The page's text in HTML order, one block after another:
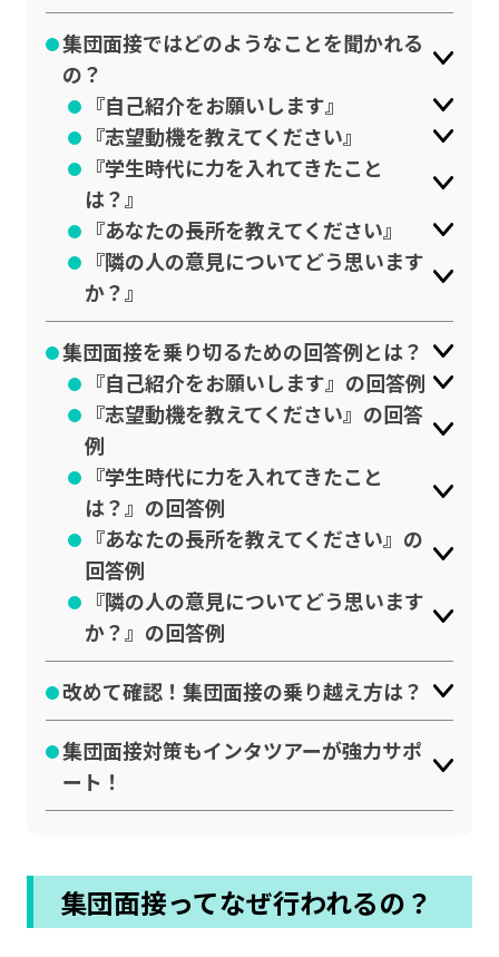
集団面接ではどのようなことを聞かれる
の？
『自己紹介をお願いします』
『志望動機を教えてください』
『学生時代に力を入れてきたこと
は？』
『あなたの長所を教えてください』
『隣の人の意見についてどう思います
か？』
集団面接を乗り切るための回答例とは？
『自己紹介をお願いします』の回答例
『志望動機を教えてください』の回答
例
『学生時代に力を入れてきたこと
は？』の回答例
『あなたの長所を教えてください』の
回答例
『隣の人の意見についてどう思います
か？』の回答例
改めて確認！集団面接の乗り越え方は？
集団面接対策もインタツアーが強力サポ
ート！
集団面接ってなぜ行われるの？